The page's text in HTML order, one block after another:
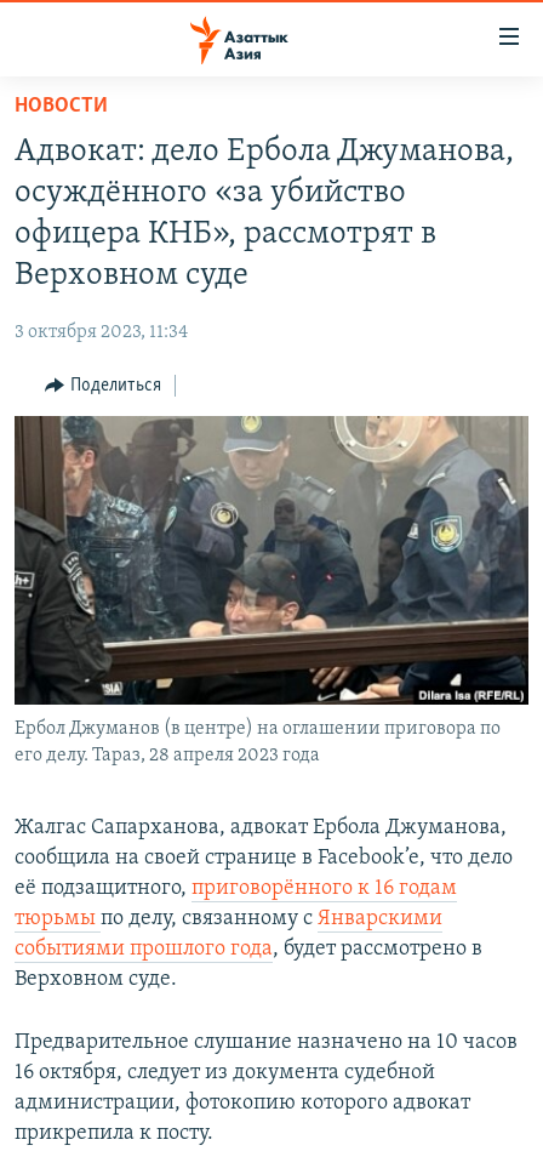
Вернуться
основному
содержанию
Вернутся
главной
Вернутся
поиску
НОВОСТИ
ВОЙНА В УКРАИНЕ
НА ДРУГИХ ЯЗЫКАХ
КЫРГЫЗЧА
ЎЗБЕКЧА
ТОҶИКӢ
TÜRKMENÇE
ПОДПИШИТЕСЬ НА НАС В СОЦСЕТЯХ
Все сайты РСЕ/РС
НОВОСТИ
Адвокат: дело Ербола Джуманова,
осуждённого «за убийство
офицера КНБ», рассмотрят в
Верховном суде
3 октября 2023, 11:34
Поделиться
Ербол Джуманов (в центре) на оглашении приговора по
его делу. Тараз, 28 апреля 2023 года
Жалгас Сапарханова, адвокат Ербола Джуманова,
сообщила на своей странице в Facebook’e, что дело
её подзащитного, приговорённого к 16 годам
тюрьмы по делу, связанному с Январскими
событиями прошлого года, будет рассмотрено в
Верховном суде.
Предварительное слушание назначено на 10 часов
16 октября, следует из документа судебной
администрации, фотокопию которого адвокат
прикрепила к посту.